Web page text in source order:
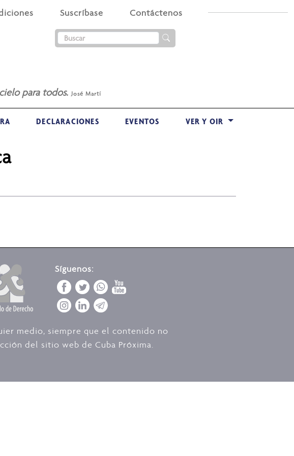
Suscríbase Contáctenos
para todos. José Martí
DECLARACIONES EVENTOS VER Y OIR
Síguenos:
medio, siempre que el contenido no
del sitio web de Cuba Próxima.